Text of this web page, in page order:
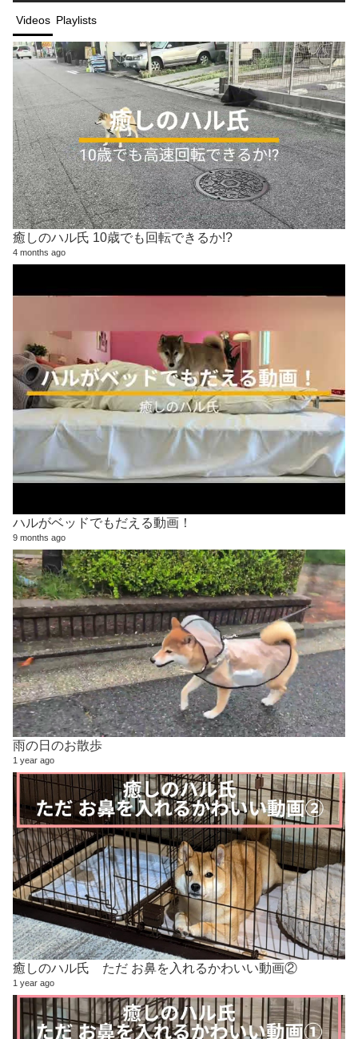
Videos Playlists
癒しのハル氏 10歳でも回転できるか!?
4 months ago
ハルがベッドでもだえる動画！
9 months ago
雨の日のお散歩
1 year ago
癒しのハル氏 ただ お鼻を入れるかわいい動画②
1 year ago